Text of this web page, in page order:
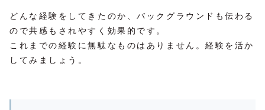
どんな経験をしてきたのか、バックグラウンドも伝わる
ので共感もされやすく効果的です。
これまでの経験に無駄なものはありません。経験を活か
してみましょう。